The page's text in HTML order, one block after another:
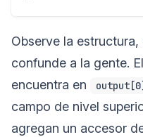
Observe la
confunde a la gente.
encuentra en
campo de nivel
agregan un accesor